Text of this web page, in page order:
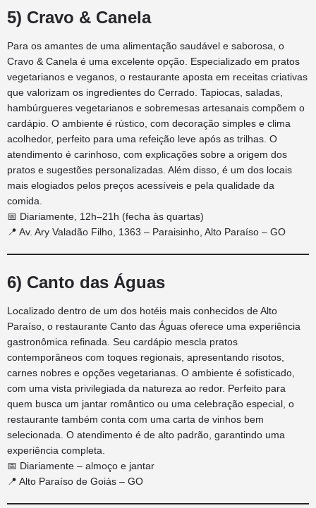
5) Cravo & Canela
Para os amantes de uma alimentação saudável e saborosa, o
Cravo & Canela é uma excelente opção. Especializado em pratos
vegetarianos e veganos, o restaurante aposta em receitas criativas
que valorizam os ingredientes do Cerrado. Tapiocas, saladas,
hambúrgueres vegetarianos e sobremesas artesanais compõem o
cardápio. O ambiente é rústico, com decoração simples e clima
acolhedor, perfeito para uma refeição leve após as trilhas. O
atendimento é carinhoso, com explicações sobre a origem dos
pratos e sugestões personalizadas. Além disso, é um dos locais
mais elogiados pelos preços acessíveis e pela qualidade da
comida.
📅 Diariamente, 12h–21h (fecha às quartas)
📍 Av. Ary Valadão Filho, 1363 – Paraisinho, Alto Paraíso – GO
6) Canto das Águas
Localizado dentro de um dos hotéis mais conhecidos de Alto
Paraíso, o restaurante Canto das Águas oferece uma experiência
gastronômica refinada. Seu cardápio mescla pratos
contemporâneos com toques regionais, apresentando risotos,
carnes nobres e opções vegetarianas. O ambiente é sofisticado,
com uma vista privilegiada da natureza ao redor. Perfeito para
quem busca um jantar romântico ou uma celebração especial, o
restaurante também conta com uma carta de vinhos bem
selecionada. O atendimento é de alto padrão, garantindo uma
experiência completa.
📅 Diariamente – almoço e jantar
📍 Alto Paraíso de Goiás – GO